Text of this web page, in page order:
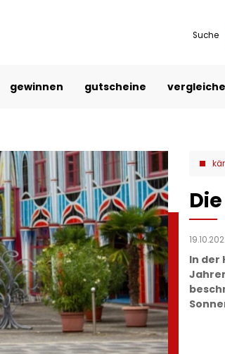
Suche
gewinnen gutscheine vergleiche
In der